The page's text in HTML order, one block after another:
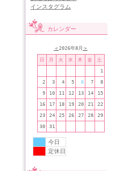
インスタグラム
カレンダー
＜2026年8月 ＞
日 月 火 水 木 金 土
1
2 3 4 5 6 7 8
9 10 11 12 13 14 15
16 17 18 19 20 21 22
23 24 25 26 27 28 29
30 31
今日
定休日